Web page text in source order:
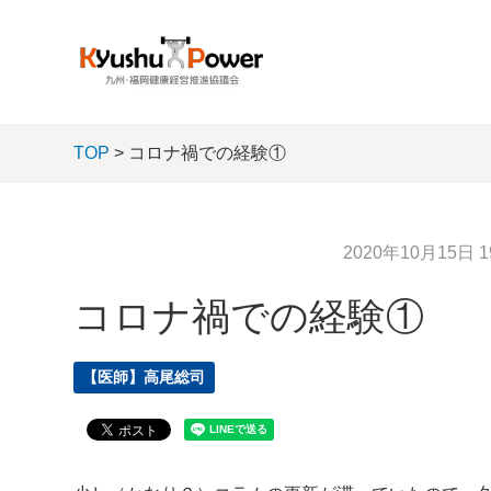
TOP > コロナ禍での経験①
2020年10月15日
コロナ禍での経験①
【医師】高尾総司